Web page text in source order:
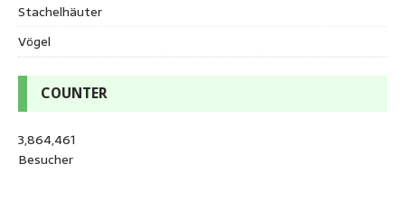
Stachelhäuter
Vögel
COUNTER
3,864,461
Besucher